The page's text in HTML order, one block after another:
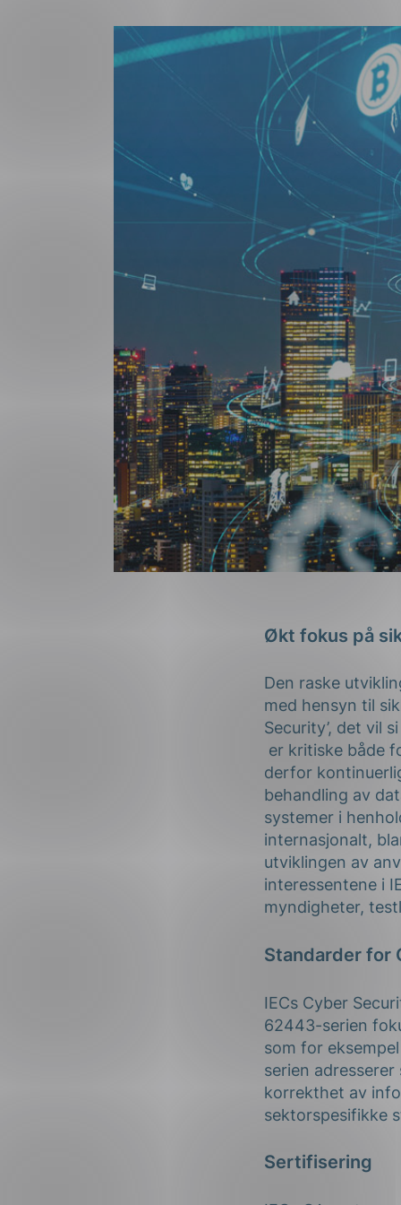
Industri og
Lavspenning
Maritime elinstallasjoner
Overføring og
Velferdsteknologi
Norsk English
Økt fokus på
Den raske
med hensyn til
Security’, det vil
er kritiske både
derfor
behandling av
systemer i
internasjonalt,
utviklingen av
interessentene i
myndigheter,
Standarder for
IECs Cyber
62443-serien
som for
serien
korrekthet av
sektorspesifikke
Sertifisering